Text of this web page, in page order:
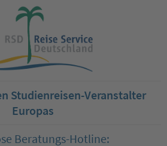
Studienreisen-Veranstalter
Europas
Beratungs-Hotline: